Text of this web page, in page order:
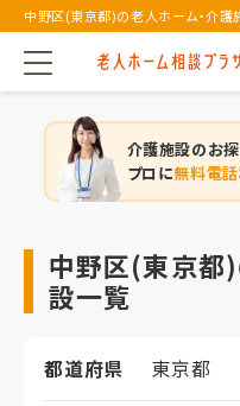
中野区(東京都)の老人ホーム・介護
介護施設のお
プロに無料電話
中野区(東京都)
設一覧
都道府県 東京都